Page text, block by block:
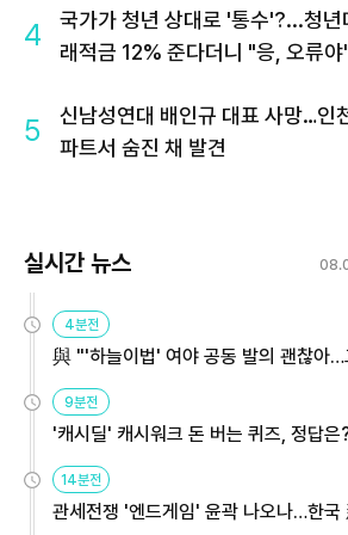
4
국가가 청년 상대로 '통수'?...청년
래적금 12% 준다더니 "응, 오류야
5
신남성연대 배인규 대표 사망…인
파트서 숨진 채 발견
실시간 뉴스
4분전
與 "'하늘이법' 여야 공동 발의 괜찮아…
9분전
'캐시딜' 캐시워크 돈 버는 퀴즈, 정답은
14분전
관세전쟁 '엔드게임' 윤곽 나오나…한국